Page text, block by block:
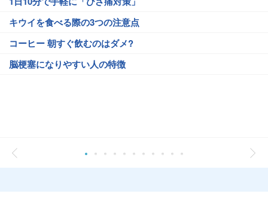
キウイを食べる際の3つの注意点
コーヒー 朝すぐ飲むのはダメ?
脳梗塞になりやすい人の特徴